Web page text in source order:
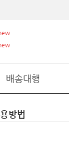
배송대행
방법